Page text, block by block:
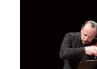
Organizza